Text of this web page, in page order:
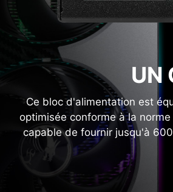
UN
Ce bloc d'alimentation est
optimisée conforme à la
capable de fournir jusqu'à